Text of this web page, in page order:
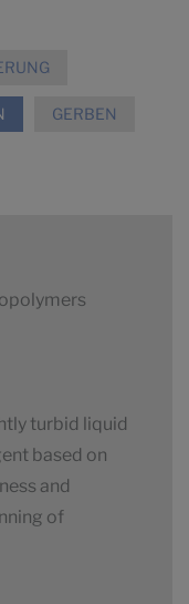
GERBEN
turbid liquid
based on
and
of